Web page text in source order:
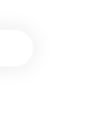
春は桜、夏は
す。